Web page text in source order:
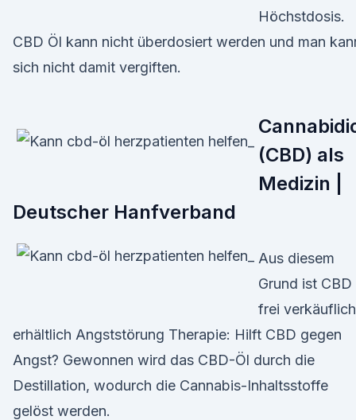
Höchstdosis.
CBD Öl kann nicht überdosiert werden und man
sich nicht damit vergiften.
(CBD) als
Medizin |
Deutscher Hanfverband
Aus diesem
Grund ist CBD
frei verkäuflich
erhältlich Angststörung Therapie: Hilft CBD gegen
Angst? Gewonnen wird das CBD-Öl durch die
Destillation, wodurch die Cannabis-Inhaltsstoffe
gelöst werden.